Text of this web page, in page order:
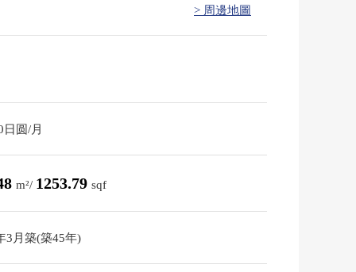
> 周邊地圖
日圆/月
m²/ 1253.79 sqf
3月築(築45年)